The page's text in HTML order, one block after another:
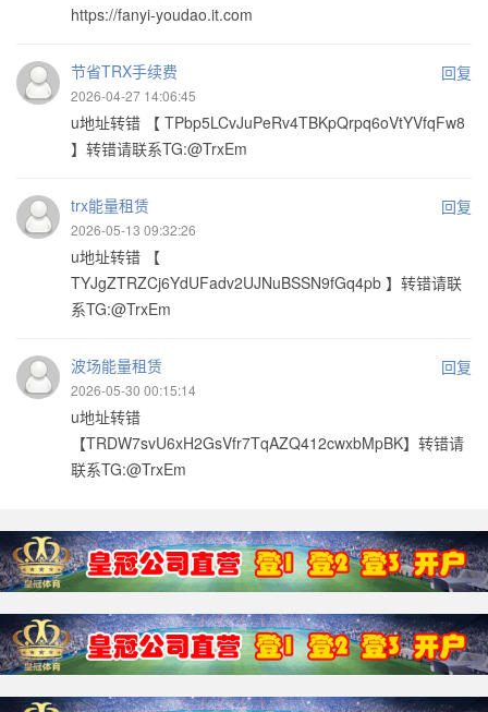
https://fanyi-youdao.it.com
节省TRX手续费 回复
2026-04-27 14:06:45
u地址转错 【 TPbp5LCvJuPeRv4TBKpQrpq6oVtYVfqFw8
】转错请联系TG:@TrxEm
trx能量租赁 回复
2026-05-13 09:32:26
u地址转错 【
TYJgZTRZCj6YdUFadv2UJNuBSSN9fGq4pb 】转错请联
系TG:@TrxEm
波场能量租赁 回复
2026-05-30 00:15:14
u地址转错
【TRDW7svU6xH2GsVfr7TqAZQ412cwxbMpBK】转错请
联系TG:@TrxEm